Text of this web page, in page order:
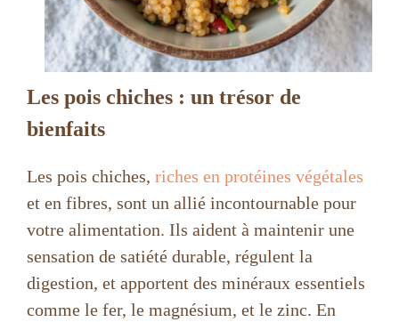
Les pois chiches : un trésor de
bienfaits
Les pois chiches, riches en protéines végétales
et en fibres, sont un allié incontournable pour
votre alimentation. Ils aident à maintenir une
sensation de satiété durable, régulent la
digestion, et apportent des minéraux essentiels
comme le fer, le magnésium, et le zinc. En